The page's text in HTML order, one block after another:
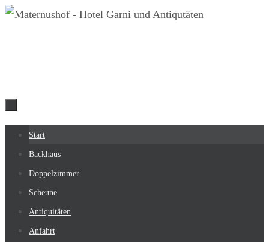
Zum
Zum
Inhalt
springen
Start
Backhaus
Doppelzimmer
Scheune
Antiquitäten
Anfahrt